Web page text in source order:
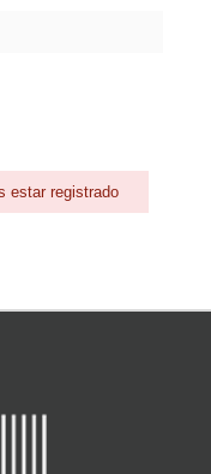
estar registrado